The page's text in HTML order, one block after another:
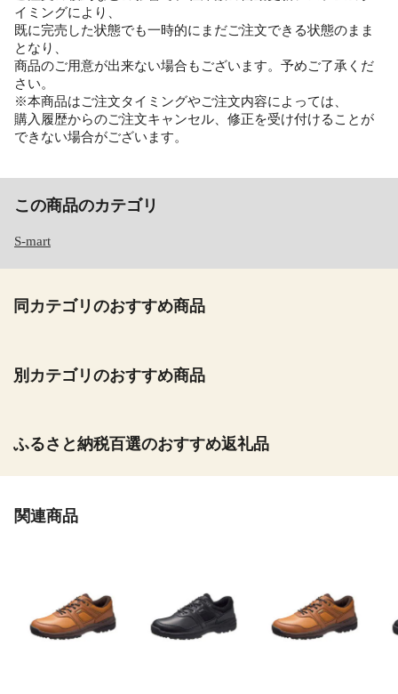
イミングにより、
既に完売した状態でも一時的にまだご注文できる状態のまま
となり、
商品のご用意が出来ない場合もございます。予めご了承くだ
さい。
※本商品はご注文タイミングやご注文内容によっては、
購入履歴からのご注文キャンセル、修正を受け付けることが
できない場合がございます。
この商品のカテゴリ
S-mart
同カテゴリのおすすめ商品
別カテゴリのおすすめ商品
ふるさと納税百選のおすすめ返礼品
関連商品